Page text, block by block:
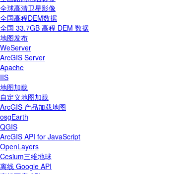
全球高清卫星影像
全国高程DEM数据
全国 33.7GB 高程 DEM 数据
地图发布
WeServer
ArcGIS Server
Apache
IIS
地图加载
自定义地图加载
ArcGIS 产品加载地图
osgEarth
QGIS
ArcGIS API for JavaScript
OpenLayers
Cesium三维地球
离线 Google API